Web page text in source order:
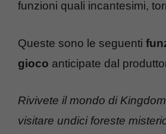
funzioni quali incantesimi,
Queste sono le seguenti
gioco anticipate dal
Rivivete il mondo di
visitare undici foreste